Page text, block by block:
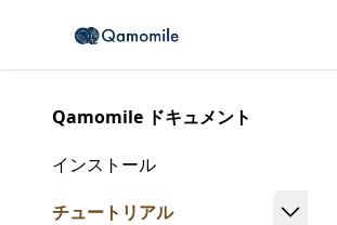
article
content
Made with MyST
Qamomile ドキュメント
インストール
チュートリアル